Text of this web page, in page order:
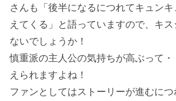
さんも「後半になるにつれてキュン
えてくる」と語っていますので、キ
ないでしょうか！
慎重派の主人公の気持ちが高ぶって
えられますよね！
ファンとしてはストーリーが進むにつ